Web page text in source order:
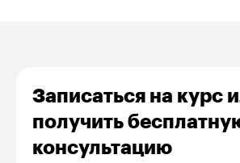
Записаться на курс
получить
консультацию